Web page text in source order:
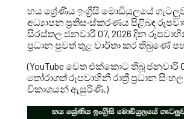
හය ශ්‍රේණිය ඉංග්‍රීසි මොඩියුලයේ
අධ්‍යාපන ප්‍රතිසංස්කරණය පිළිබඳ
සිරස්තල ජනවාරි 07, 2026 දින
ප්‍රධාන පුවත් තුළ වාර්තා කර තිබුණේ
(YouTube වෙත එක්කොට තිබූ ජනවාරි
තෝරාගත් රූපවාහිනී රාත්‍රී ප්‍රධාන
විකාශයන් ඇසුරිණි.)